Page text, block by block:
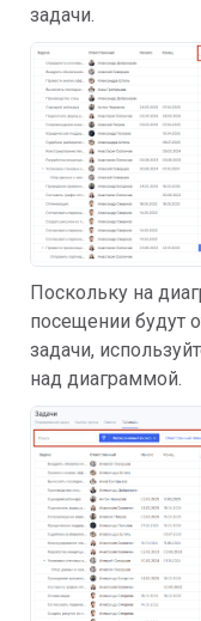
задачи.
Поскольку на
посещении будут
задачи,
над диаграммой.